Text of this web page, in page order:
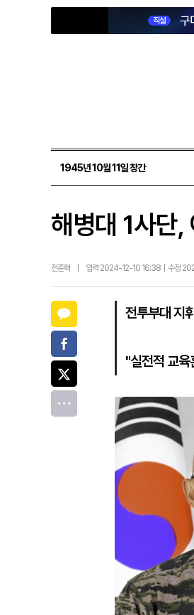
직설 구
1945년 10월 11일 창간
해병대 1사단
전준혁 입력 2024-12-10 16:38 | 수정
전투부대 지
"실전적 교